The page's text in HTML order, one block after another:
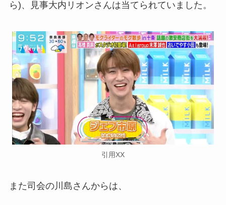
ら)、見事大内リオンさんは当てられていました。
引用XX
また司会の川島さんからは、